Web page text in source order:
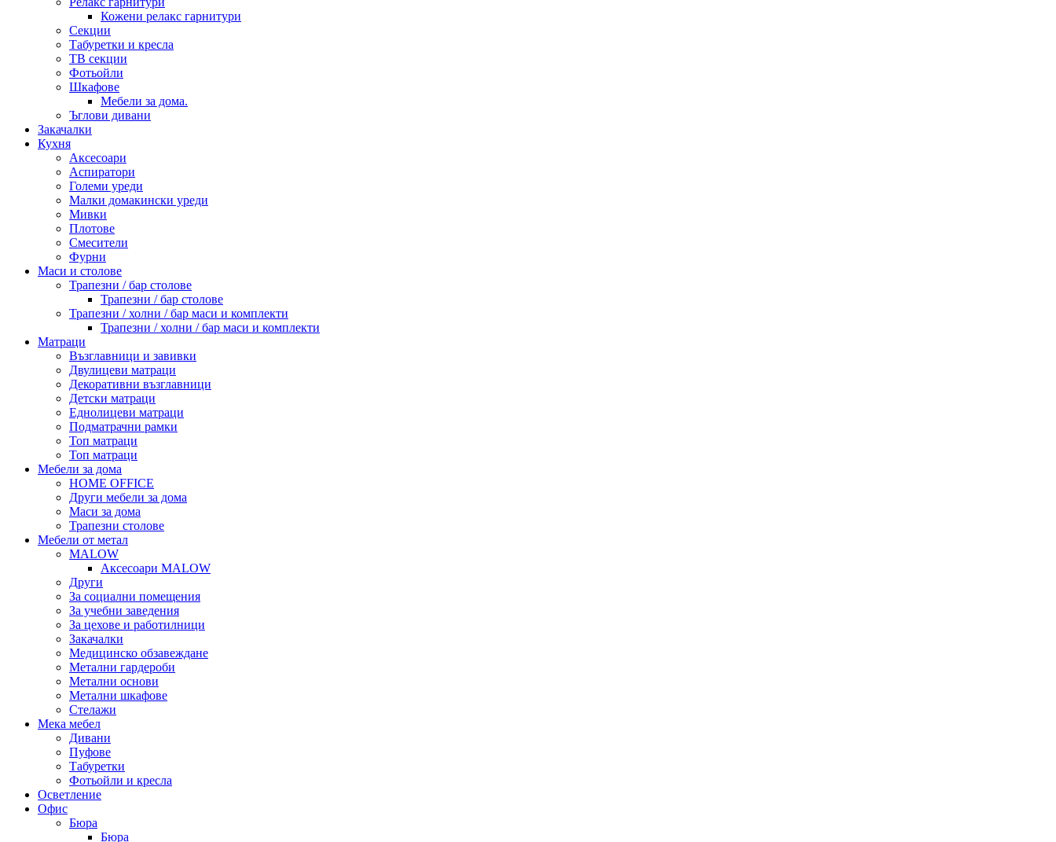
Кожени релакс гарнитури
Секции
Табуретки и кресла
ТВ секции
Фотьойли
Шкафове
Мебели за дома.
Ъглови дивани
Закачалки
Кухня
Аксесоари
Аспиратори
Големи уреди
Малки домакински уреди
Мивки
Плотове
Смесители
Фурни
Маси и столове
Трапезни / бар столове
Трапезни / бар столове
Трапезни / холни / бар маси и комплекти
Трапезни / холни / бар маси и комплекти
Матраци
Възглавници и завивки
Двулицеви матраци
Декоративни възглавници
Детски матраци
Еднолицеви матраци
Подматрачни рамки
Топ матраци
Топ матраци
Мебели за дома
HOME OFFICE
Други мебели за дома
Маси за дома
Трапезни столове
Мебели от метал
MALOW
Аксесоари MALOW
Други
За социални помещения
За учебни заведения
За цехове и работилници
Закачалки
Медицинско обзавеждане
Метални гардероби
Метални основи
Метални шкафове
Стелажи
Мека мебел
Дивани
Пуфове
Табуретки
Фотьойли и кресла
Осветление
Офис
Бюра
Бюра